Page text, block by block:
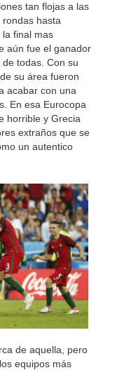
tan flojas a las
hasta
la final mas
aún fue el ganador
todas. Con su
su área fueron
acabar con una
En esa Eurocopa
horrible y Grecia
extraños que se
un autentico
de aquella, pero
equipos más